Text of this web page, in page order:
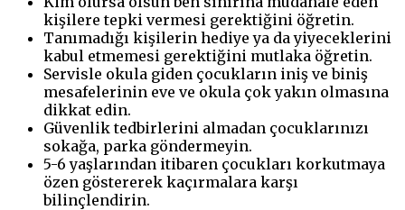
kişilere tepki vermesi gerektiğini öğretin.
Tanımadığı kişilerin hediye ya da yiyeceklerini
kabul etmemesi gerektiğini mutlaka öğretin.
Servisle okula giden çocukların iniş ve biniş
mesafelerinin eve ve okula çok yakın olmasına
dikkat edin.
Güvenlik tedbirlerini almadan çocuklarınızı
sokağa, parka göndermeyin.
5-6 yaşlarından itibaren çocukları korkutmaya
özen göstererek kaçırmalara karşı
bilinçlendirin.